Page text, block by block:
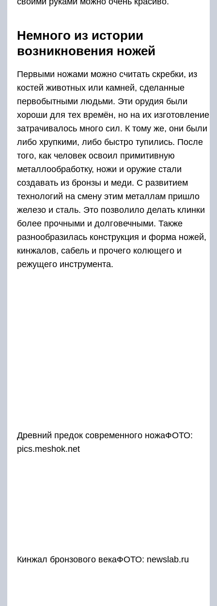
Немного из истории
возникновения ножей
Первыми ножами можно считать скребки, из
костей животных или камней, сделанные
первобытными людьми. Эти орудия были
хороши для тех времён, но на их изготовление
затрачивалось много сил. К тому же, они были
либо хрупкими, либо быстро тупились. После
того, как человек освоил примитивную
металлообработку, ножи и оружие стали
создавать из бронзы и меди. С развитием
технологий на смену этим металлам пришло
железо и сталь. Это позволило делать клинки
более прочными и долговечными. Также
разнообразилась конструкция и форма ножей,
кинжалов, сабель и прочего колющего и
режущего инструмента.
Древний предок современного ножаФОТО:
pics.meshok.net
Кинжал бронзового векаФОТО: newslab.ru